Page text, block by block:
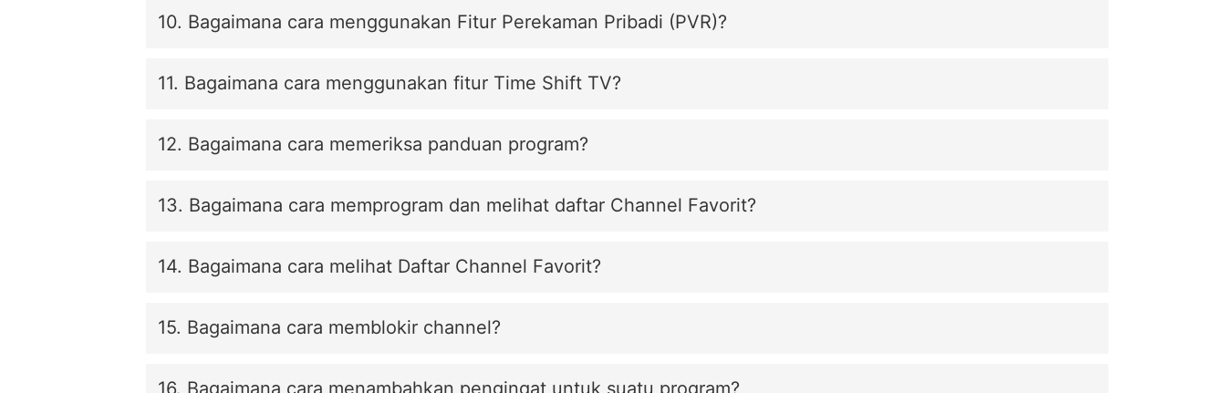
10. Bagaimana cara menggunakan Fitur Perekaman Pribadi (PVR)?
11. Bagaimana cara menggunakan fitur Time Shift TV?
12. Bagaimana cara memeriksa panduan program?
13. Bagaimana cara memprogram dan melihat daftar Channel Favorit?
14. Bagaimana cara melihat Daftar Channel Favorit?
15. Bagaimana cara memblokir channel?
16. Bagaimana cara menambahkan pengingat untuk suatu program?